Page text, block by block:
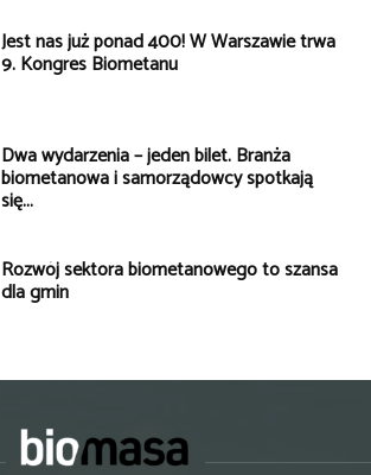
Jest nas już ponad 400! W Warszawie trwa
9. Kongres Biometanu
Dwa wydarzenia – jeden bilet. Branża
biometanowa i samorządowcy spotkają
się...
Rozwój sektora biometanowego to szansa
dla gmin